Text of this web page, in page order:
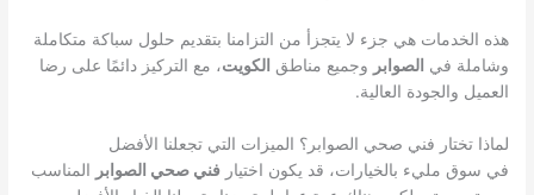
هذه الخدمات هي جزء لا يتجزأ من التزامنا بتقديم حلول سباكة متكاملة
وشاملة في الصوابر وجميع مناطق الكويت، مع التركيز دائمًا على رضا
العميل والجودة العالية.
لماذا تختار فني صحي الصوابر؟ الميزات التي تجعلنا الأفضل
في سوق مليء بالخيارات، قد يكون اختيارفني صحي الصوابر المناسب